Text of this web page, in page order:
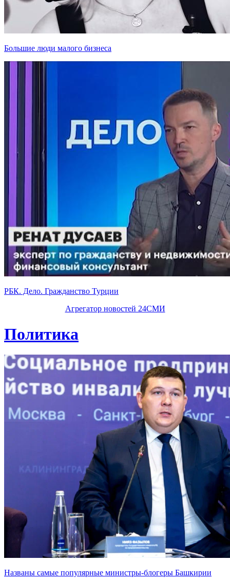
Большие люди малого бизнеса
РБК. Дело. Гражданство Турции
Агрегатор новостей 24СМИ
Политика
Названы самые популярные министры-блогеры Башкирии